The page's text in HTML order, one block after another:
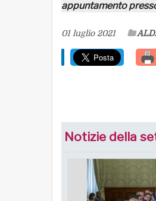
appuntamento
01 luglio 2021
Notizie della